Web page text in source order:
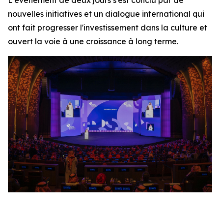
nouvelles initiatives et un dialogue international qui
ont fait progresser l'investissement dans la culture et
ouvert la voie à une croissance à long terme.